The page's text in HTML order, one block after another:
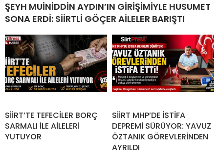
ŞEYH MUİNİDDİN AYDIN’IN GİRİŞİMİYLE HUSUMET
SONA ERDİ: SİİRTLİ GÖÇER AİLELER BARIŞTI
SİİRT’TE TEFECİLER BORÇ
SARMALI İLE AİLELERİ
YUTUYOR
SİİRT MHP’DE İSTİFA
DEPREMİ SÜRÜYOR: YAVUZ
ÖZTANIK GÖREVLERİNDEN
AYRILDI